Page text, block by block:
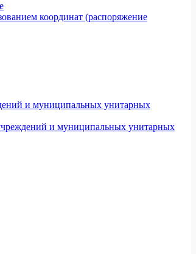
координат (распоряжение
и муниципальных унитарных
и муниципальных унитарных